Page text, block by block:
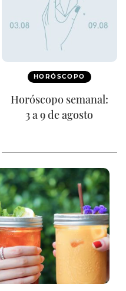
HORÓSCOPO
Horóscopo semanal:
3 a 9 de agosto